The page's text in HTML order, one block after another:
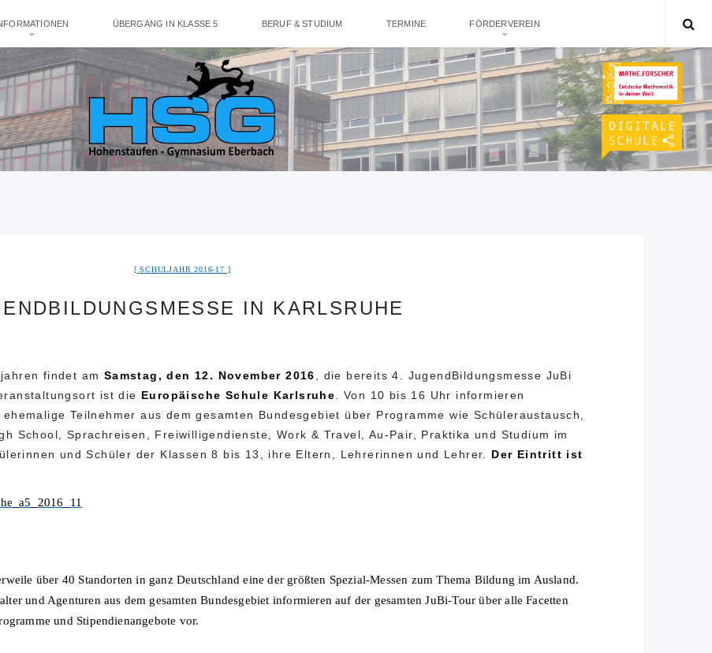
ÜBERGANG IN KLASSE 5 BERUF & STUDIUM TERMINE FÖRDERVEREIN
SCHULJAHR 2016-17
IN KARLSRUHE
findet am Samstag, den 12. November 2016 , die bereits4. JugendBildungsmesse JuBi
ist die Europäische Schule Karlsruhe . Von 10 bis 16 Uhr informieren
Teilnehmer aus dem gesamten Bundesgebiet über Programme wie Schüleraustausch,
School, Sprachreisen, Freiwilligendienste, Work & Travel, Au-Pair, Praktika und Studium im
und Schüler der Klassen 8 bis 13, ihre Eltern, Lehrerinnen und Lehrer. Der Eintritt ist
über 40 Standorten in ganz Deutschland eine der größten Spezial-Messen zum Thema Bildung im Ausland.
und Agenturen aus dem gesamten Bundesgebiet informieren auf der gesamten JuBi-Tour über alle Facetten
und Stipendienangebote vor.